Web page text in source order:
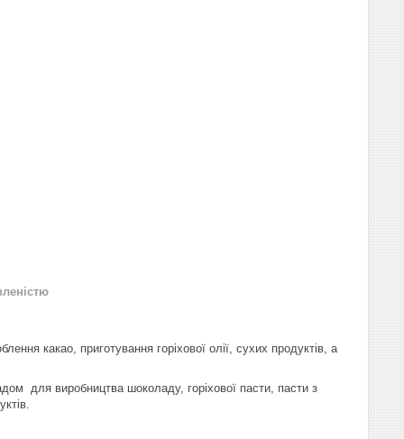
какао, приготування горіхової олії, сухих продуктів, а
для виробництва шоколаду, горіхової пасти, пасти з